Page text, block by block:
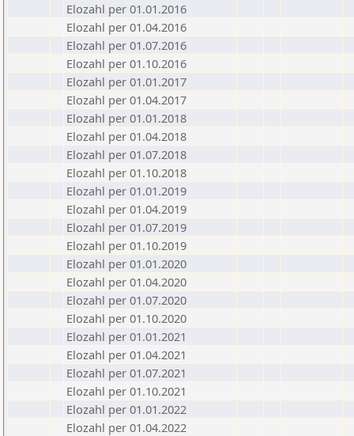
Elozahl per 01.01.2016
Elozahl per 01.04.2016
Elozahl per 01.07.2016
Elozahl per 01.10.2016
Elozahl per 01.01.2017
Elozahl per 01.04.2017
Elozahl per 01.01.2018
Elozahl per 01.04.2018
Elozahl per 01.07.2018
Elozahl per 01.10.2018
Elozahl per 01.01.2019
Elozahl per 01.04.2019
Elozahl per 01.07.2019
Elozahl per 01.10.2019
Elozahl per 01.01.2020
Elozahl per 01.04.2020
Elozahl per 01.07.2020
Elozahl per 01.10.2020
Elozahl per 01.01.2021
Elozahl per 01.04.2021
Elozahl per 01.07.2021
Elozahl per 01.10.2021
Elozahl per 01.01.2022
Elozahl per 01.04.2022